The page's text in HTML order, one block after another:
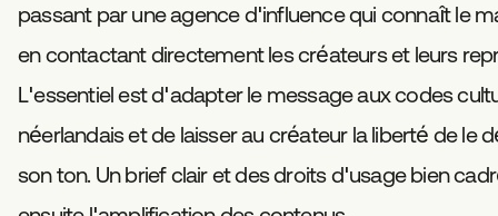
passant par une agence d'influence qui connaît le
en contactant directement les créateurs et leurs
L'essentiel est d'adapter le message aux codes
néerlandais et de laisser au créateur la liberté de le
son ton. Un brief clair et des droits d'usage bien